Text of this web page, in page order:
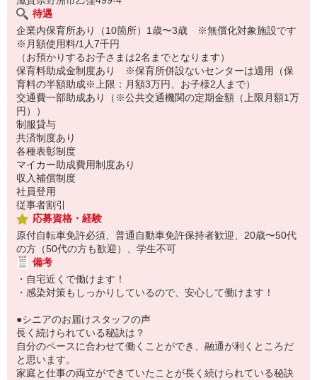
待遇
企業内保育所あり（10箇所）1歳〜3歳 ※無償化対象施設です
※月額使用料/1人7千円
（お預かりするお子さまは2名までとなります）
保育料助成金制度あり ※保育所併設ないセンターは適用（保
育料の半額助成※上限：月額3万円、お子様2人まで）
交通費一部助成あり（※公共交通機関の定期金額（上限月額1万
円））
制服貸与
共済制度あり
各種表彰制度
マイカー助成費用制度あり
収入補償制度
社員登用
従事者割引
応募資格・経験
原付自転車免許必須、普通自動車免許保持者歓迎、20歳〜50代
の方（50代の方も歓迎）、学生不可
備考
・自宅近くで働けます！
・感染対策もしっかりしているので、安心して働けます！
●シニアのお届けスタッフの声
長く続けられている秘訣は？
自分のペースに合わせて働くことができ、融通が利くところだ
と思います。
家庭と仕事の両立ができていたことが長く続けられている秘訣